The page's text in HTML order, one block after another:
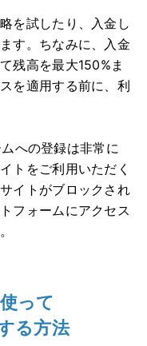
を試したり、入金し
す。ちなみに、入金
残高を最大150%ま
を適用する前に、利
への登録は非常に
トをご利用いただく
イトがブロックされ
フォームにアクセス
って
る方法